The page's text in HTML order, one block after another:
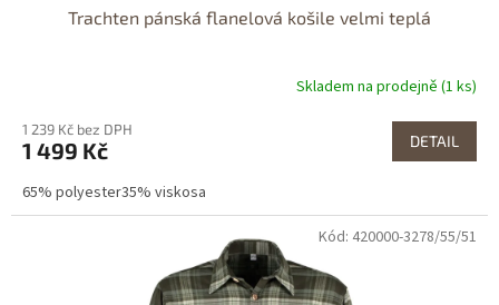
Trachten pánská flanelová košile velmi teplá
Skladem na prodejně (1 ks)
1 239 Kč bez DPH
1 499 Kč DETAIL
65% polyester35% viskosa
Kód: 420000-3278/55/51